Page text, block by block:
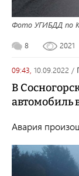
Фото УГИБДД по
8 2021
09:43, 10.09.2022 /
В
автомобиль
Авария